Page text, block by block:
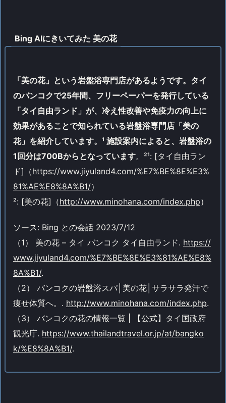
Bing AIにきいてみた 美の花
「美の花」という岩盤浴専門店があるようです。タイ
のバンコクで25年間、フリーペーパーを発行している
「タイ自由ランド」が、冷え性改善や免疫力の向上に
効果があることで知られている岩盤浴専門店「美の
花」を紹介しています。¹ 施設案内によると、岩盤浴の
1回分は700Bからとなっています。²¹: [タイ自由ラン
ド]（https://www.jiyuland4.com/%E7%BE%8E%E3%
81%AE%E8%8A%B1/）
²: [美の花]（http://www.minohana.com/index.php）
ソース: Bing との会話 2023/7/12
（1） 美の花 – タイ バンコク タイ自由ランド. https://
www.jiyuland4.com/%E7%BE%8E%E3%81%AE%E8%
8A%B1/.
（2） バンコクの岩盤浴スパ│美の花│サラサラ発汗で
痩せ体質へ。. http://www.minohana.com/index.php.
（3） バンコクの花の情報一覧 | 【公式】タイ国政府
観光庁. https://www.thailandtravel.or.jp/at/bangko
k/%E8%8A%B1/.